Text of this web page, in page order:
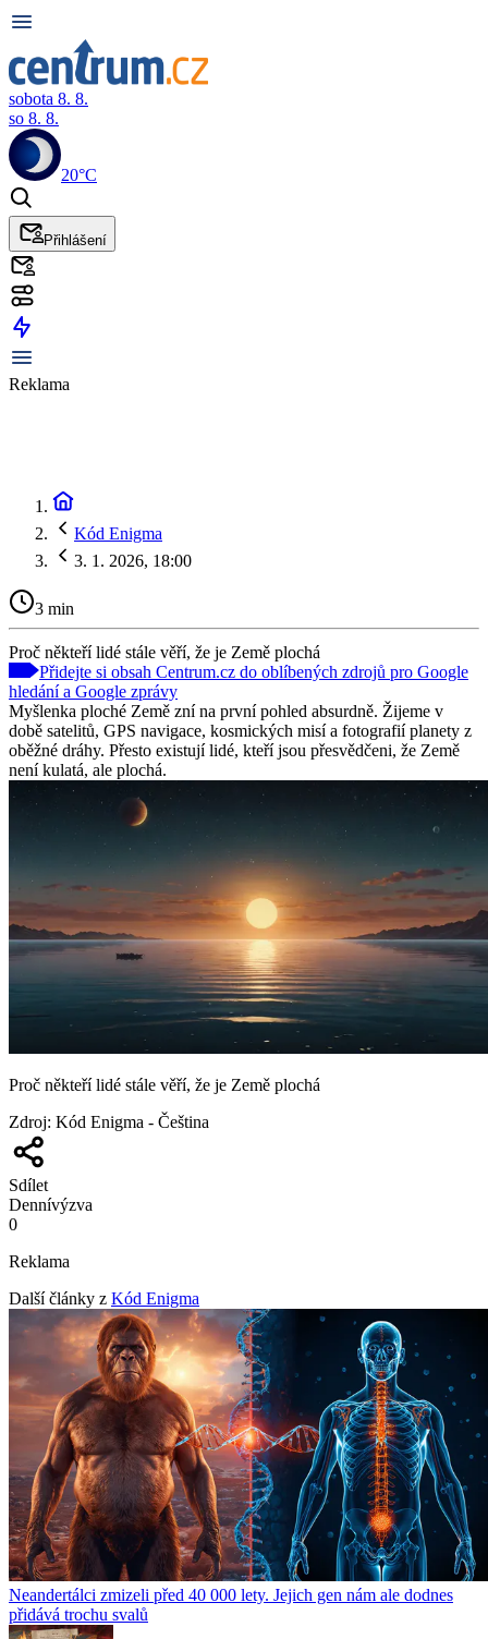
sobota 8. 8.
so 8. 8.
20°C
Přihlášení
Reklama
Kód Enigma
3. 1. 2026, 18:00
3 min
Proč někteří lidé stále věří, že je Země plochá
Přidejte si obsah Centrum.cz do oblíbených zdrojů pro Google
hledání a Google zprávy
Myšlenka ploché Země zní na první pohled absurdně. Žijeme v
době satelitů, GPS navigace, kosmických misí a fotografií planety z
oběžné dráhy. Přesto existují lidé, kteří jsou přesvědčeni, že Země
není kulatá, ale plochá.
Proč někteří lidé stále věří, že je Země plochá
Zdroj: Kód Enigma - Čeština
Sdílet
Dennívýzva
0
Reklama
Další články z Kód Enigma
Neandertálci zmizeli před 40 000 lety. Jejich gen nám ale dodnes
přidává trochu svalů